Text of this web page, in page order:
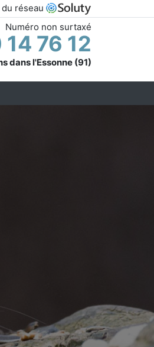
réseau
Numéro non surtaxé
76 12
dans l'Essonne (91)